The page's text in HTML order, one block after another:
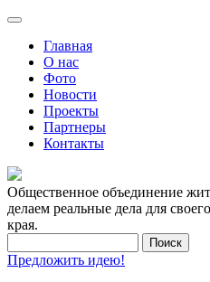
Главная
О нас
Фото
Новости
Проекты
Партнеры
Контакты
Общественное объединение
делаем реальные дела для
края.
Предложить идею!